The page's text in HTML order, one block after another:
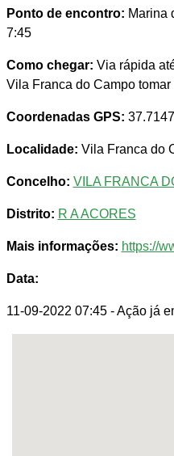
Ponto de encontro: Marina
7:45
Como chegar: Via rápida
Vila Franca do Campo
Coordenadas GPS:
Localidade: Vila Franca do
Concelho: VILA FRANCA
Distrito: R A ACORES
Mais informações: https://
Data:
11-09-2022 07:45 - Ação já